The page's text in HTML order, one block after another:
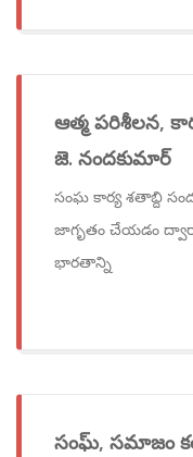
ఆత్మ పరిశీలన,
జె. నందకుమార్
సంఘ కార్య శతాబ్ది
జాగృతం చేయడం ద్వారా
భారతాన్ని
సంఘ్, సమాజం